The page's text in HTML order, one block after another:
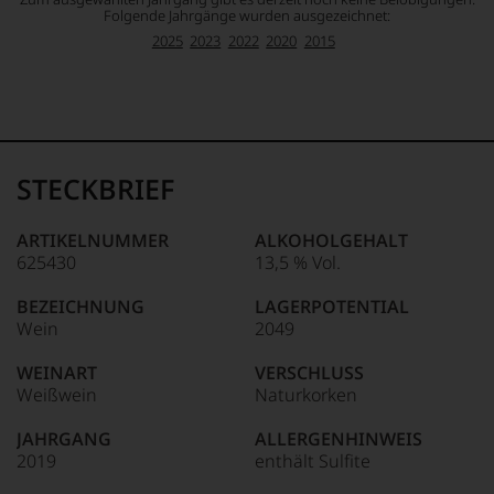
Folgende Jahrgänge wurden ausgezeichnet:
2025 2023 2022 2020 2015
STECKBRIEF
ARTIKELNUMMER
625430
BEZEICHNUNG
Wein
WEINART
Weißwein
JAHRGANG
2019
ALKOHOLGEHALT
13,5 % Vol.
LAGERPOTENTIAL
2049
VERSCHLUSS
Naturkorken
ALLERGENHINWEIS
enthält Sulfite